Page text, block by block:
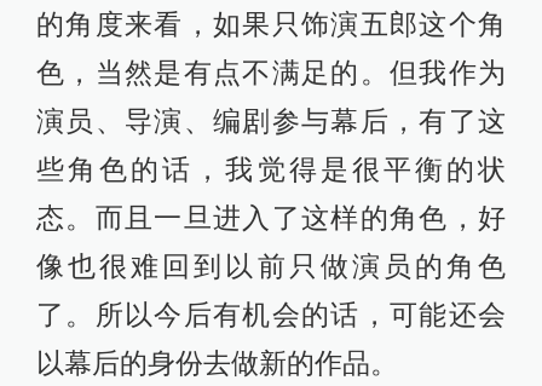
的角度来看，如果只饰演五郎这个角
色，当然是有点不满足的。但我作为
演员、导演、编剧参与幕后，有了这
些角色的话，我觉得是很平衡的状
态。而且一旦进入了这样的角色，好
像也很难回到以前只做演员的角色
了。所以今后有机会的话，可能还会
以幕后的身份去做新的作品。